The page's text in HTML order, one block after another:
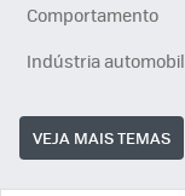
Comportamento
Indústria
VEJA MAIS TEMAS